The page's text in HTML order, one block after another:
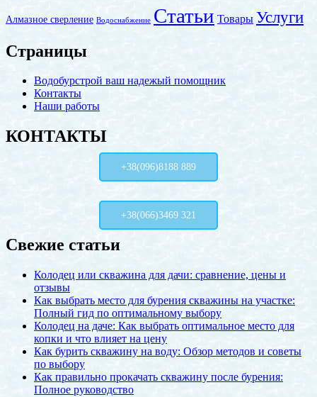
Алмазное сверление Водоснабжение Статьи Товары Услуги
Страницы
Водобурстрой ваш надежый помощник
Контакты
Наши работы
КОНТАКТЫ
+38(096)8188 889
+38(066)3469 321
Свежие статьи
Колодец или скважина для дачи: сравнение, цены и
отзывы
Как выбрать место для бурения скважины на участке:
Полный гид по оптимальному выбору
Колодец на даче: Как выбрать оптимальное место для
копки и что влияет на цену
Как бурить скважину на воду: Обзор методов и советы
по выбору
Как правильно прокачать скважину после бурения:
Полное руководство